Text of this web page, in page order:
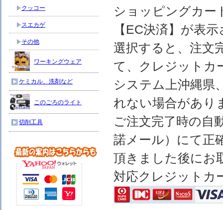
ショッピングカー
【EC決済】が表
選択すると、注文
て、クレジットカ
システム上沖縄県
れない場合があり
ご注文完了時の自
諾メール）にて正
頂きました後にお
対応クレジットカ
クッコー
スエカゲ
その他
ワーキングウェア
ケミカル、洗剤など
このごろのライト
切削工具